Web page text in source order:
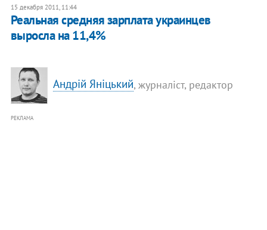
15 декабря 2011, 11:44
​Реальная средняя зарплата украинцев
выросла на 11,4%
Андрій Яніцький, журналіст, редактор
РЕКЛАМА